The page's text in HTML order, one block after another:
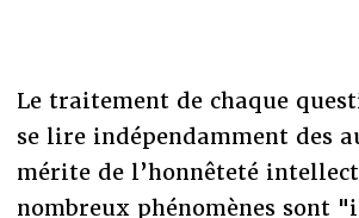
Le traitement de chaque
se lire indépendamment des
mérite de l’honnêteté
nombreux phénomènes sont